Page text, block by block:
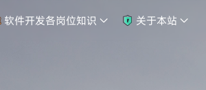
软件开发各岗位知识 关于本站